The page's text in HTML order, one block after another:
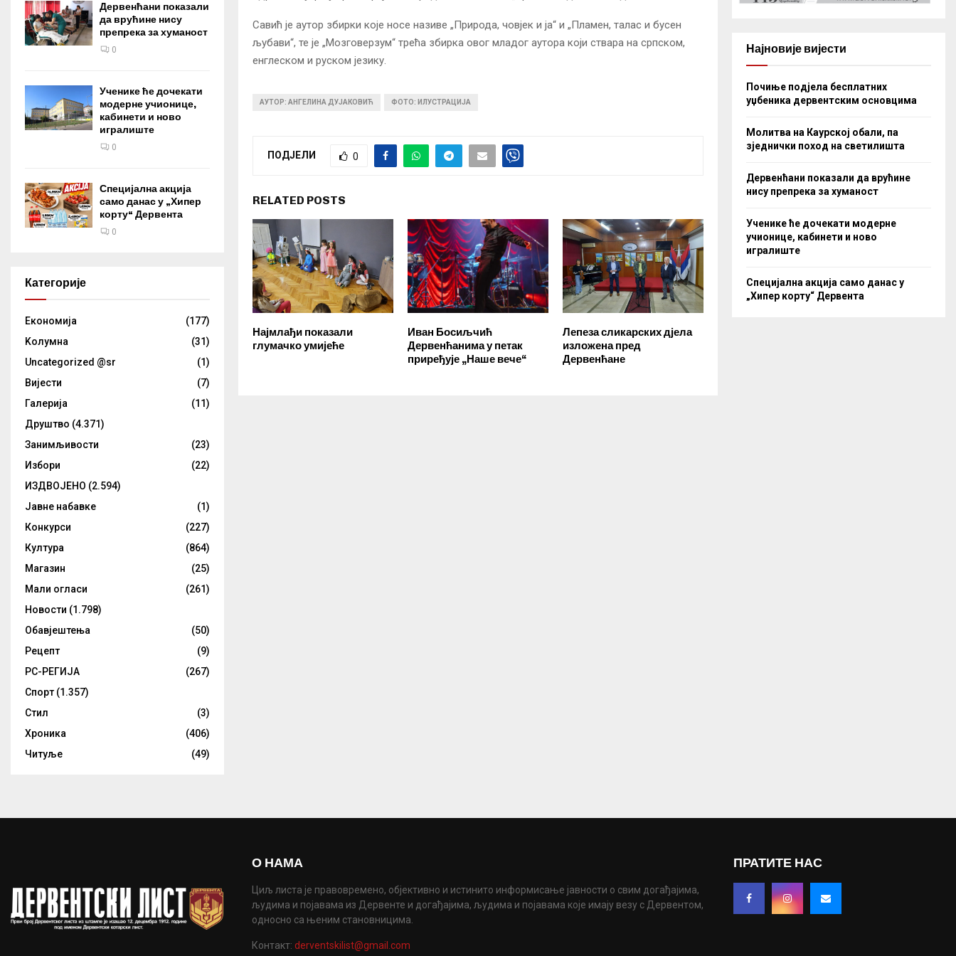
Савић је аутор збирки које носе називе „Природа, човјек и ја“ и „Пламен, талас и бусен
љубави“, те је „Мозговерзум“ трећа збирка овог младог аутора који ствара на српском,
енглеском и руском језику.
АУТОР: АНГЕЛИНА ДУЈАКОВИЋ ФОТО: ИЛУСТРАЦИЈА
ПОДЈЕЛИ 0
RELATED POSTS
Најмлађи показали
глумачко умијеће
Иван Босиљчић
Дервенћанима у петак
приређује „Наше вече“
Лепеза сликарских дјела
изложена пред
Дервенћане
Дервенћани показали
да врућине нису
препрека за хуманост
0
Ученике ће дочекати
модерне учионице,
кабинети и ново
игралиште
0
Специјална акција
само данас у „Хипер
корту“ Дервента
0
Категорије
Eкономија
(177)
Kолумнa
(31)
Uncategorized @sr
(1)
Вијести
(7)
Галерија
(11)
Друштво (4.371)
Занимљивости
(23)
Избори
(22)
ИЗДВОЈЕНО (2.594)
Јавне набавке
(1)
Конкурси
(227)
Култура
(864)
Магазин
(25)
Мали огласи
(261)
Новости (1.798)
Обавјештења
(50)
Рецепт
(9)
РС-РЕГИЈА
(267)
Спорт (1.357)
Стил
(3)
Хроника
(406)
Читуље
(49)
Најновије вијести
Почиње подјела бесплатних
уџбеника дервентским основцима
Молитва на Каурској обали, па
зједнички поход на светилишта
Дервенћани показали да врућине
нису препрека за хуманост
Ученике ће дочекати модерне
учионице, кабинети и ново
игралиште
Специјална акција само данас у
„Хипер корту“ Дервента
О НАМА
Циљ листа је правовремено, објективно и истинито информисање јавности о свим догађајима,
људима и појавама из Дервенте и догађајима, људима и појавама које имају везу с Дервентом,
односно са њеним становницима.
Контакт: derventskilist@gmail.com
ПРАТИТЕ НАС